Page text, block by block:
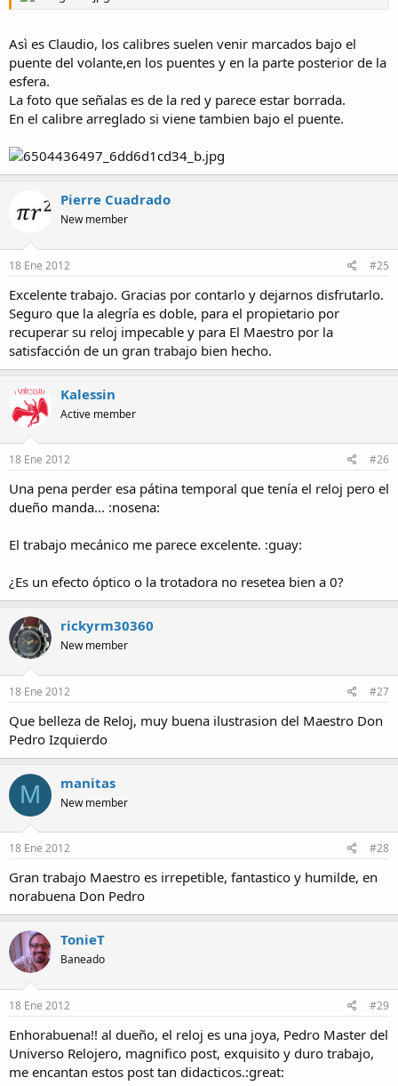
Asì es Claudio, los calibres suelen venir marcados bajo el
puente del volante,en los puentes y en la parte posterior de la
esfera.
La foto que señalas es de la red y parece estar borrada.
En el calibre arreglado si viene tambien bajo el puente.
Pierre Cuadrado
New member
18 Ene 2012 #25
Excelente trabajo. Gracias por contarlo y dejarnos disfrutarlo.
Seguro que la alegría es doble, para el propietario por
recuperar su reloj impecable y para El Maestro por la
satisfacción de un gran trabajo bien hecho.
Kalessin
Active member
18 Ene 2012 #26
Una pena perder esa pátina temporal que tenía el reloj pero el
dueño manda... :nosena:
El trabajo mecánico me parece excelente. :guay:
¿Es un efecto óptico o la trotadora no resetea bien a 0?
rickyrm30360
New member
18 Ene 2012 #27
Que belleza de Reloj, muy buena ilustrasion del Maestro Don
Pedro Izquierdo
M manitas
New member
18 Ene 2012 #28
Gran trabajo Maestro es irrepetible, fantastico y humilde, en
norabuena Don Pedro
TonieT
Baneado
18 Ene 2012 #29
Enhorabuena!! al dueño, el reloj es una joya, Pedro Master del
Universo Relojero, magnifico post, exquisito y duro trabajo,
me encantan estos post tan didacticos.:great: